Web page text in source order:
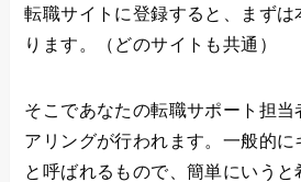
転職サイトに登録すると、まずは
ります。（どのサイトも共通）
そこであなたの転職サポート担当
アリングが行われます。一般的
と呼ばれるもので、簡単にいうと